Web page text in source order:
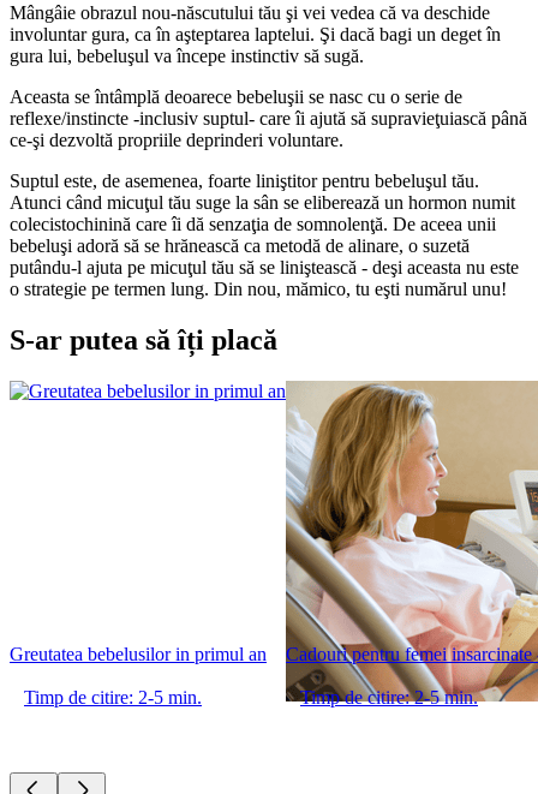
Mângâie obrazul nou-născutului tău şi vei vedea că va deschide
involuntar gura, ca în aşteptarea laptelui. Şi dacă bagi un deget în
gura lui, bebeluşul va începe instinctiv să sugă.
Aceasta se întâmplă deoarece bebeluşii se nasc cu o serie de
reflexe/instincte -inclusiv suptul- care îi ajută să supravieţuiască până
ce-şi dezvoltă propriile deprinderi voluntare.
Suptul este, de asemenea, foarte liniştitor pentru bebeluşul tău.
Atunci când micuţul tău suge la sân se eliberează un hormon numit
colecistochinină care îi dă senzaţia de somnolenţă. De aceea unii
bebeluşi adoră să se hrănească ca metodă de alinare, o suzetă
putându-l ajuta pe micuţul tău să se liniştească - deşi aceasta nu este
o strategie pe termen lung. Din nou, mămico, tu eşti numărul unu!
S-ar putea să îți placă
Greutatea bebelusilor in primul an
Timp de citire: 2-5 min.
Cadouri pentru femei
Timp de citire: 2-5 min.